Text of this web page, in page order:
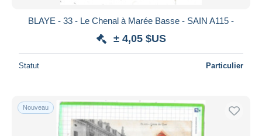
BLAYE - 33 - Le Chenal à Marée Basse - SAIN A115 -
± 4,05 $US
Statut Particulier
Nouveau